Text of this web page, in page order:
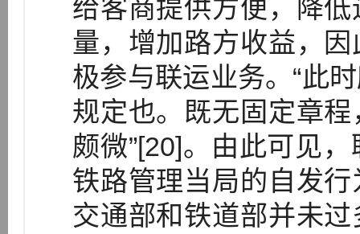
给客商提供方便，降
量，增加路方收益，
极参与联运业务。“此
规定也。既无固定章
颇微”[20]。由此可见
铁路管理当局的自发
交通部和铁道部并未